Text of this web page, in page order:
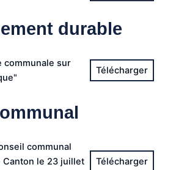
durable
communale sur
communal
Canton le 23 juillet